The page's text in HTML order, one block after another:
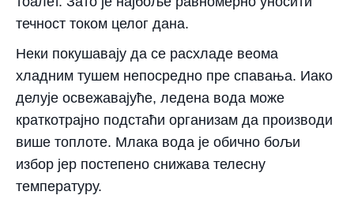
течност током целог дана.
Неки покушавају да се расхладе веома
хладним тушем непосредно пре спавања. Иако
делује освежавајуће, ледена вода може
краткотрајно подстаћи организам да производи
више топлоте. Млака вода је обично бољи
избор јер постепено снижава телесну
температуру.